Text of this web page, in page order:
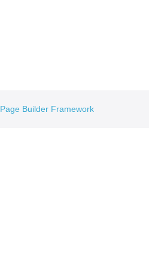
Page Builder Framework